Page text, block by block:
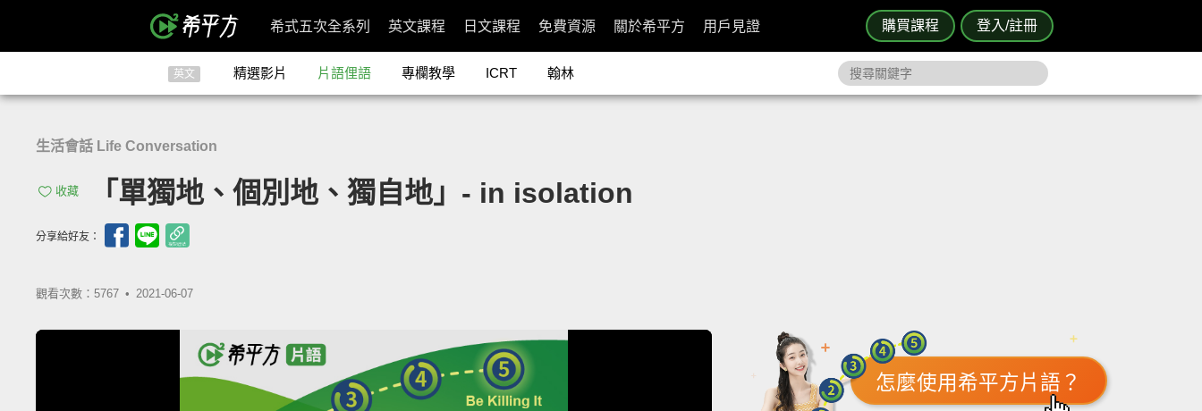
購買課程 登入/註冊
希式五次全系列 英文課程 日文課程 免費資源 關於希平方 用戶見證
英文 精選影片 片語俚語 專欄教學 ICRT 翰林
生活會話 Life Conversation
收藏 「單獨地、個別地、獨自地」- in isolation
分享給好友：
觀看次數：5767 • 2021-06-07
怎麼使用希平方片語？